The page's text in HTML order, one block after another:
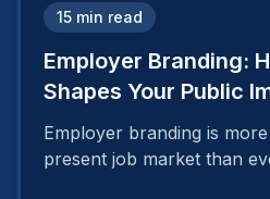
15 min read
Employer Branding:
Shapes Your Public
Employer branding is
present job market than